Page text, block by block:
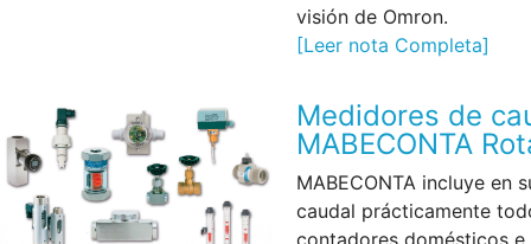
visión de Omron.
[Leer nota Completa]
Medidores de
MABECONTA
MABECONTA incluye en
caudal prácticamente
contadores domésticos